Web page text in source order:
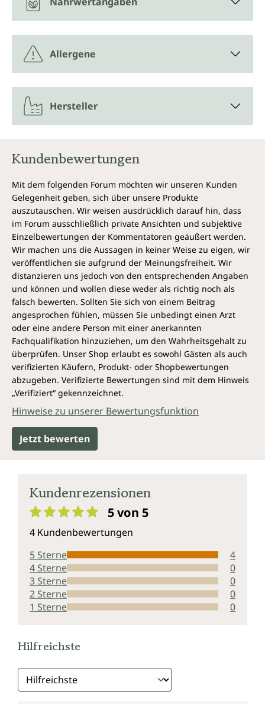
Allergene
Hersteller
Kundenbewertungen
Mit dem folgenden Forum möchten wir unseren Kunden
Gelegenheit geben, sich über unsere Produkte
auszutauschen. Wir weisen ausdrücklich darauf hin, dass
im Forum ausschließlich private Ansichten und subjektive
Einzelbewertungen der Kommentatoren geäußert werden.
Wir machen uns die Aussagen in keiner Weise zu eigen, wir
veröffentlichen sie aufgrund der Meinungsfreiheit. Wir
distanzieren uns jedoch von den entsprechenden Angaben
und können und wollen diese weder als richtig noch als
falsch bewerten. Sollten Sie sich von einem Beitrag
angesprochen fühlen, müssen Sie unbedingt einen Arzt
oder eine andere Person mit einer anerkannten
Fachqualifikation hinzuziehen, um den Wahrheitsgehalt zu
überprüfen. Unser Shop erlaubt es sowohl Gästen als auch
verifizierten Käufern, Produkt- oder Shopbewertungen
abzugeben. Verifizierte Bewertungen sind mit dem Hinweis
„Verifiziert“ gekennzeichnet.
Hinweise zu unserer Bewertungsfunktion
Jetzt bewerten
Kundenrezensionen
5 von 5
4 Kundenbewertungen
5 Sterne
4
4 Sterne
0
3 Sterne
0
2 Sterne
0
1 Sterne
0
Hilfreichste